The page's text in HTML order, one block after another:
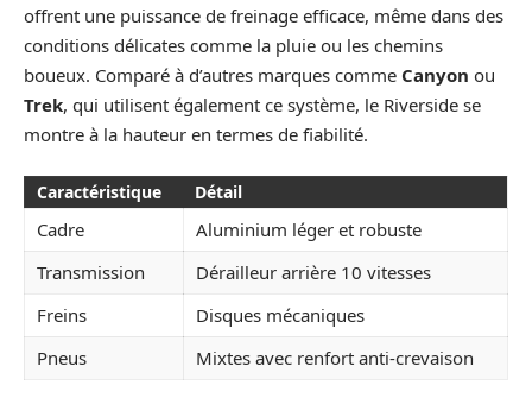
offrent une puissance de freinage efficace, même dans des
conditions délicates comme la pluie ou les chemins
boueux. Comparé à d’autres marques comme Canyon ou
Trek, qui utilisent également ce système, le Riverside se
montre à la hauteur en termes de fiabilité.
Caractéristique Détail
Cadre
Aluminium léger et robuste
Transmission
Dérailleur arrière 10 vitesses
Freins
Disques mécaniques
Pneus
Mixtes avec renfort anti-crevaison